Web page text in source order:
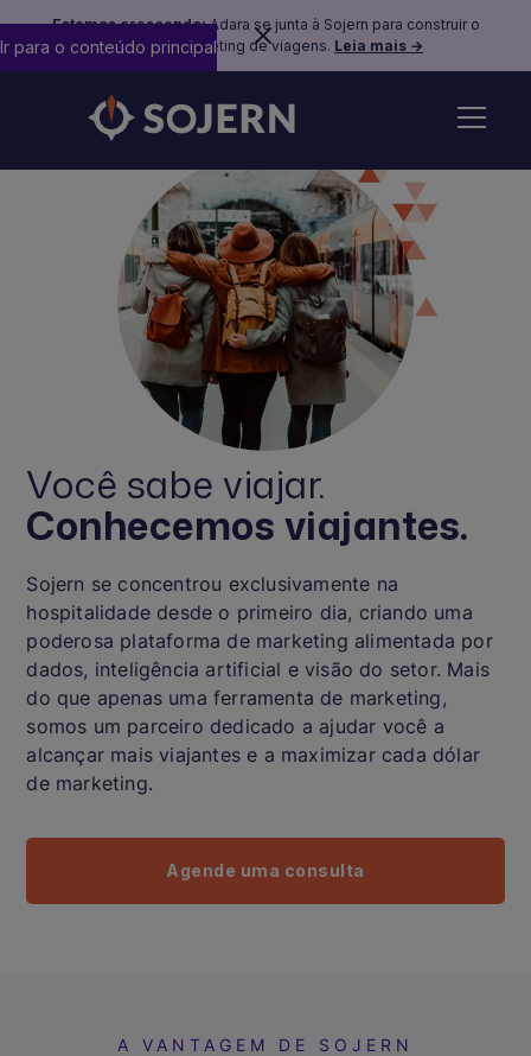
Estamos crescendo:Adara se junta à Sojern para construir o
futuro do marketing de viagens. Leia mais →
Ir para o conteúdo principal
Você sabe viajar.
Conhecemos viajantes.
Sojern se concentrou exclusivamente na
hospitalidade desde o primeiro dia, criando uma
poderosa plataforma de marketing alimentada por
dados, inteligência artificial e visão do setor. Mais
do que apenas uma ferramenta de marketing,
somos um parceiro dedicado a ajudar você a
alcançar mais viajantes e a maximizar cada dólar
de marketing.
Agende uma consulta
A VANTAGEM DE SOJERN